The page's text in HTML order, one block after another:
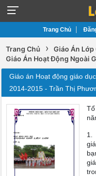
Trang Chủ
Trang Chủ › Giáo Án Lớp
Giáo Án Hoạt Động Ngoài
Giáo án Hoạt động giáo
2014-2015 - Trần Thị
1.